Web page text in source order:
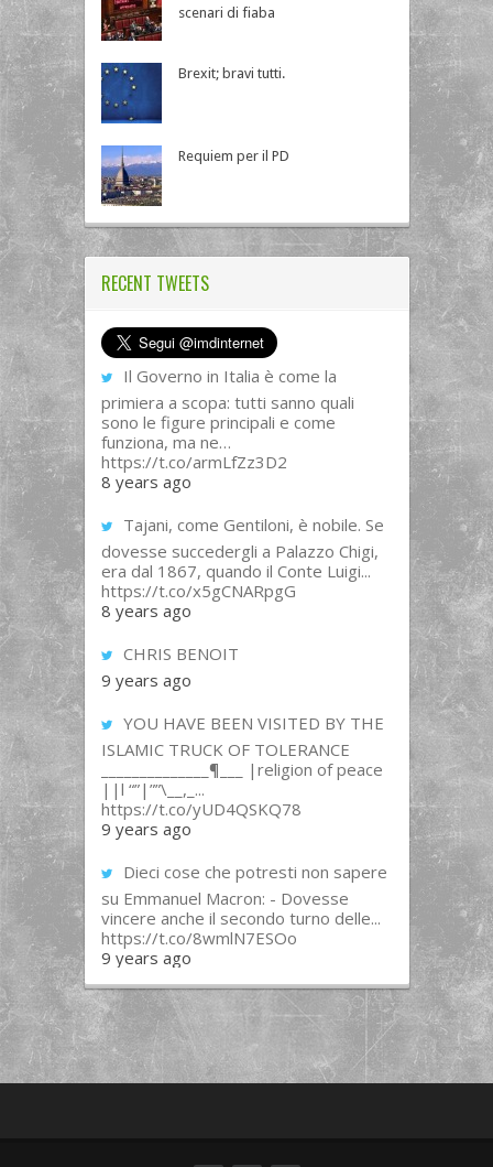
scenari di fiaba
Brexit; bravi tutti.
Requiem per il PD
RECENT TWEETS
Il Governo in Italia è come la
primiera a scopa: tutti sanno quali
sono le figure principali e come
funziona, ma ne…
https://t.co/armLfZz3D2
8 years ago
Tajani, come Gentiloni, è nobile. Se
dovesse succedergli a Palazzo Chigi,
era dal 1867, quando il Conte Luigi...
https://t.co/x5gCNARpgG
8 years ago
CHRIS BENOIT
9 years ago
YOU HAVE BEEN VISITED BY THE
ISLAMIC TRUCK OF TOLERANCE
______________¶___ |religion of peace
||l “”|””\__,_...
https://t.co/yUD4QSKQ78
9 years ago
Dieci cose che potresti non sapere
su Emmanuel Macron: - Dovesse
vincere anche il secondo turno delle...
https://t.co/8wmlN7ESOo
9 years ago